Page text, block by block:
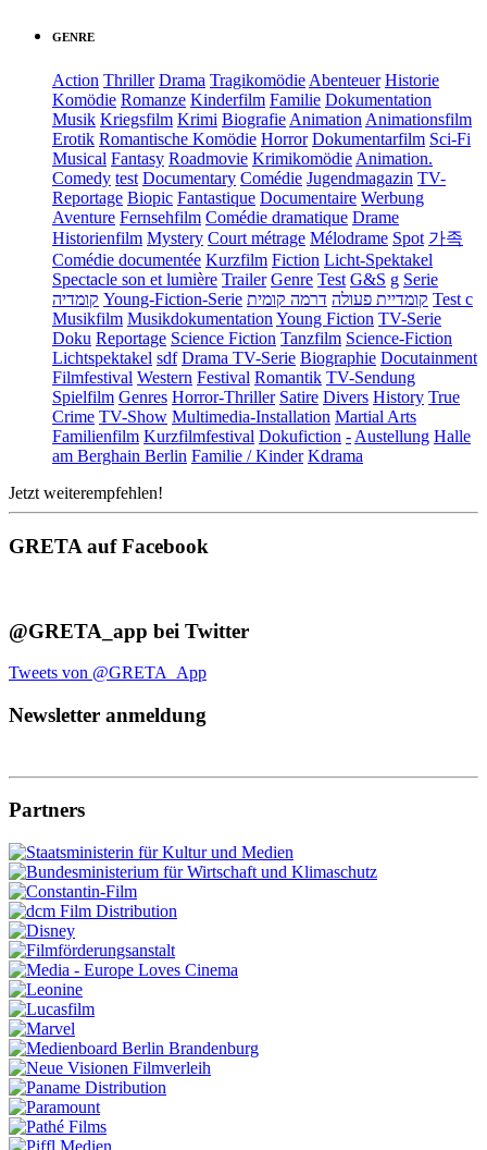
GENRE
Action Thriller Drama TragikomödieAbenteuer Historie
Komödie Romanze Kinderfilm Familie Dokumentation
Musik Kriegsfilm Krimi BiografieAnimationAnimationsfilm
Erotik Romantische Komödie Horror Dokumentarfilm Sci-Fi
Musical Fantasy Roadmovie KrimikomödieAnimation.
Comedy test Documentary Comédie Jugendmagazin TV-
Reportage Biopic Fantastique Documentaire Werbung
Aventure Fernsehfilm Comédie dramatique Drame
Historienfilm Mystery Court métrage Mélodrame Spot 가족
Comédie documentée Kurzfilm Fiction Licht-Spektakel
Spectacle son et lumière Trailer Genre Test G&S g Serie
קומדיה Young-Fiction-Serie קומדיית פעולה דרמה קומית
Test c
Musikfilm MusikdokumentationYoung Fiction TV-Serie
Doku Reportage Science Fiction Tanzfilm Science-Fiction
Lichtspektakel sdf Drama TV-Serie Biographie Docutainment
Filmfestival Western Festival Romantik TV-Sendung
Spielfilm Genres Horror-Thriller Satire Divers History True
Crime TV-Show Multimedia-Installation Martial Arts
Familienfilm Kurzfilmfestival Dokufiction -Austellung Halle
am Berghain Berlin Familie / Kinder Kdrama
Jetzt weiterempfehlen!
GRETA auf Facebook
@GRETA_app bei Twitter
Tweets von @GRETA_App
Newsletter anmeldung
Partners